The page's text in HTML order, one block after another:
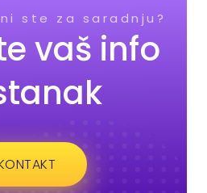
ste za saradnju?
vaš info